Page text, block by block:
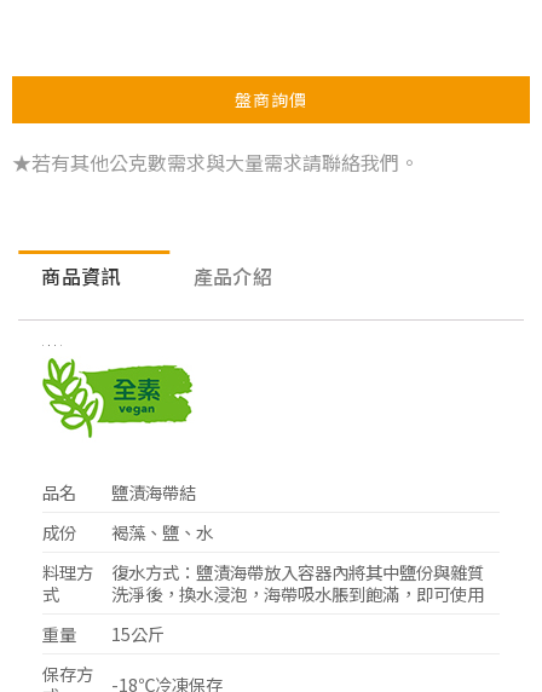
盤商詢價
★若有其他公克數需求與大量需求請聯絡我們。
商品資訊 產品介紹
品名
鹽漬海帶結
成份
褐藻、鹽、水
料理方
式
復水方式：鹽漬海帶放入容器內將其中鹽份與雜質
洗淨後，換水浸泡，海帶吸水脹到飽滿，即可使用
重量
15公斤
保存方
-18℃冷凍保存